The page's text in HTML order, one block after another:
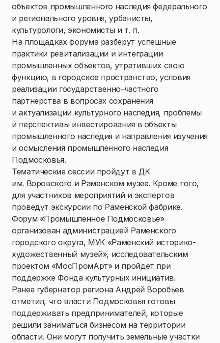
объектов промышленного наследия федерального
и регионального уровня, урбанисты,
культурологи, экономисты и т. п.
На площадках форума разберут успешные
практики ревитализации и интеграции
промышленных объектов, утративших свою
функцию, в городское пространство, условия
реализации государственно-частного
партнерства в вопросах сохранения
и актуализации культурного наследия, проблемы
и перспективы инвестирования в объекты
промышленного наследия и направления изучения
и осмысления промышленного наследия
Подмосковья.
Тематические сессии пройдут в ДК
им. Воровского и Раменском музее. Кроме того,
для участников мероприятий и экспертов
проведут экскурсии по Раменской фабрике.
Форум «Промышленное Подмосковье»
организован администрацией Раменского
городского округа, МУК «Раменский историко-
художественный музей», исследовательским
проектом «МосПромАрт» и пройдет при
поддержке Фонда культурных инициатив.
Ранее губернатор региона Андрей Воробьев
отметил, что власти Подмосковья готовы
поддерживать предпринимателей, которые
решили заниматься бизнесом на территории
области. Они могут получить земельные участки